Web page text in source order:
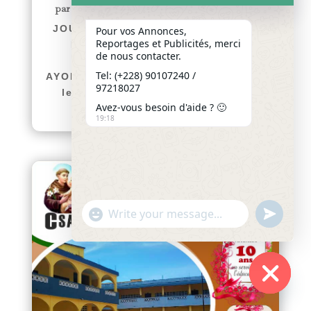
parYawo KLOUSSE|Juil 31, 2026|Actualités
JOURNÉE INTERNATIONALE DE LA
FEMME AFRICAINE (JIFA) 31
JUILLET 2026 Par : AGUIAR
AYODÉLÉ Victorine 64 ans de lutte :
les diamants sont éternels À...
lire plus
Pour vos Annonces,
Reportages et Publicités, merci
de nous contacter.
Tel: (+228) 90107240 /
97218027
Avez-vous besoin d'aide ? 🙂
19:18
"+chaty_settings.lang.emoji_picker+"
WhatsApp
undefined